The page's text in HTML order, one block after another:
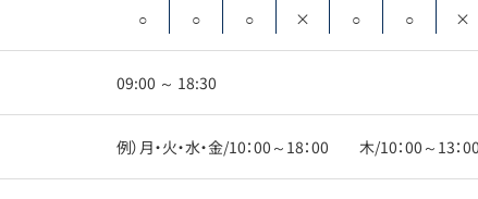
○
○
○
×
○
○
×
09:00 ～ 18:30
例）月・火・水・金/10：00～18：00 木/10：00～13